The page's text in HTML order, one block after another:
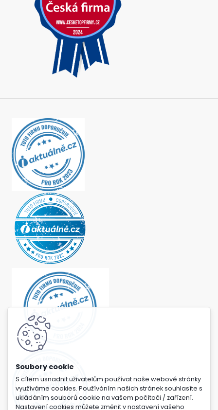
S cílem usnadnit uživatelům používat naše webové stránky
využíváme cookies. Používáním našich stránek souhlasíte s
ukládáním souborů cookie na vašem počítači / zařízení.
Nastavení cookies můžete změnit v nastavení vašeho